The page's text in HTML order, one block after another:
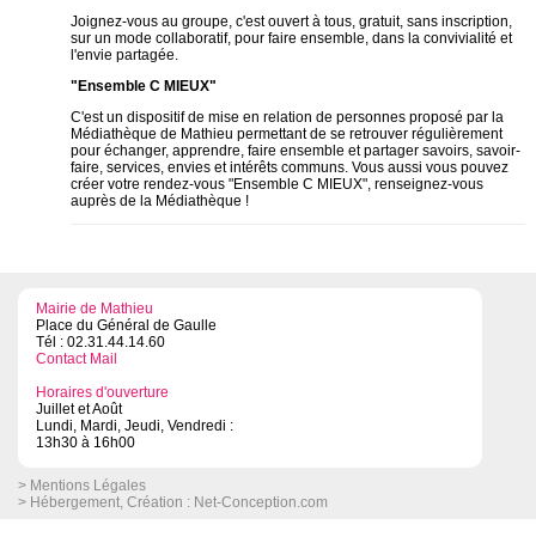
Joignez-vous au groupe, c'est ouvert à tous, gratuit, sans inscription,
sur un mode collaboratif, pour faire ensemble, dans la convivialité et
l'envie partagée.
"Ensemble C MIEUX"
C'est un dispositif de mise en relation de personnes proposé par la
Médiathèque de Mathieu permettant de se retrouver régulièrement
pour échanger, apprendre, faire ensemble et partager savoirs, savoir-
faire, services, envies et intérêts communs. Vous aussi vous pouvez
créer votre rendez-vous "Ensemble C MIEUX", renseignez-vous
auprès de la Médiathèque !
Mairie de Mathieu
Place du Général de Gaulle
Tél : 02.31.44.14.60
Contact Mail
Horaires d'ouverture
Juillet et Août
Lundi, Mardi, Jeudi, Vendredi :
13h30 à 16h00
> Mentions Légales
> Hébergement, Création : Net-Conception.com